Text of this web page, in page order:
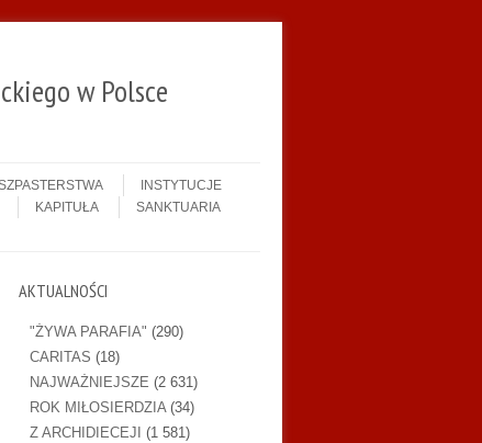
w Polsce
INSTYTUCJE
KAPITUŁA
SANKTUARIA
AKTUALNOŚCI
"ŻYWA PARAFIA" (290)
CARITAS (18)
NAJWAŻNIEJSZE (2 631)
ROK MIŁOSIERDZIA(34)
Z ARCHIDIECEJI (1 581)